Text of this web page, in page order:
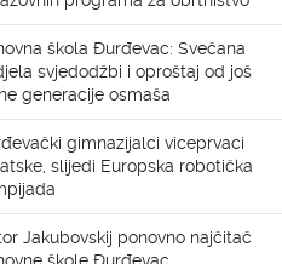
škola Đurđevac: Svečana
svjedodžbi i oproštaj od još
generacije osmaša
gimnazijalci viceprvaci
slijedi Europska robotička
Jakubovskij ponovno najčitač